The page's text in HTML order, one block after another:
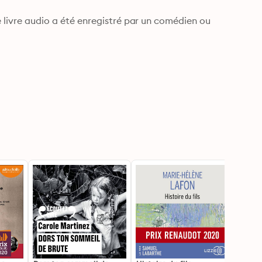
audio a été enregistré par un comédien ou